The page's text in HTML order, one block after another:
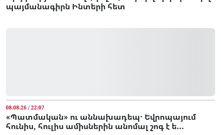
պայմանագիրն Ինտերի հետ
08.08.26 / 22:07
«Պատմական» ու աննախադեպ․ Եվրոպայում
հունիս, հուլիս ամիսներին անոմալ շոգ է ե...